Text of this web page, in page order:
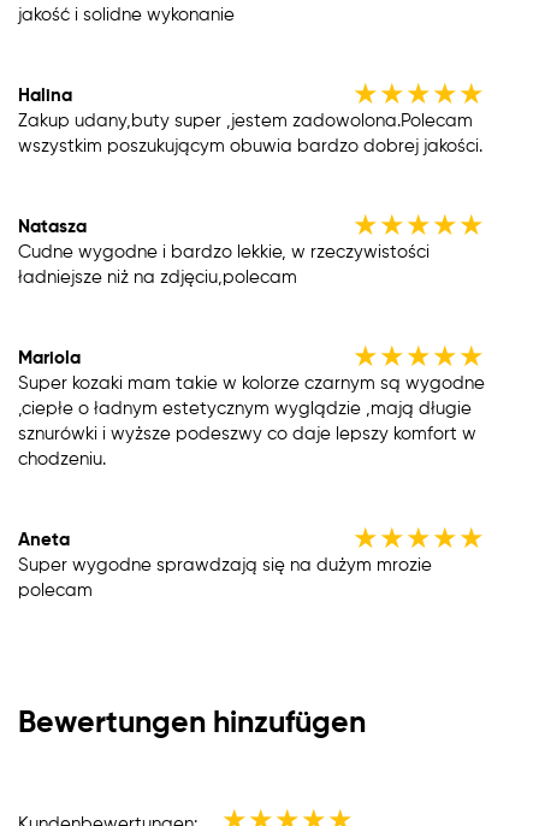
jakość i solidne wykonanie
Halina ★★★★★
Zakup udany,buty super ,jestem zadowolona.Polecam
wszystkim poszukującym obuwia bardzo dobrej jakości.
Natasza ★★★★★
Cudne wygodne i bardzo lekkie, w rzeczywistości
ładniejsze niż na zdjęciu,polecam
Mariola ★★★★★
Super kozaki mam takie w kolorze czarnym są wygodne
,ciepłe o ładnym estetycznym wyglądzie ,mają długie
sznurówki i wyższe podeszwy co daje lepszy komfort w
chodzeniu.
Aneta ★★★★★
Super wygodne sprawdzają się na dużym mrozie
polecam
Bewertungen hinzufügen